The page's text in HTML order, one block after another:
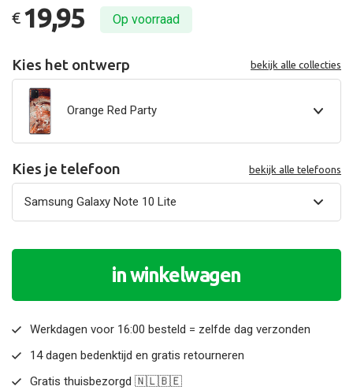
€ 19,95 Op voorraad
Kies het ontwerp bekijk alle collecties
Orange Red Party
Kies je telefoon bekijk alle telefoons
in winkelwagen
Werkdagen voor 16:00 besteld = zelfde dag verzonden
14 dagen bedenktijd en gratis retourneren
Gratis thuisbezorgd 🇳🇱🇧🇪